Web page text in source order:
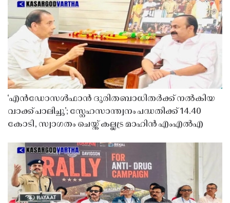
‘എൻഡോസൾഫാൻ ദുരിതബാധിതർക്ക് നൽകിയ
വാക്ക് പാലിച്ചു’; സ്നേഹസാന്ത്വനം പദ്ധതിക്ക് 14.40
കോടി, സ്വാഗതം ചെയ്ത് കല്ലട്ര മാഹിൻ എംഎൽഎ